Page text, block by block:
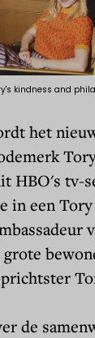
kindness and
het
HBO's tv-
in een
de